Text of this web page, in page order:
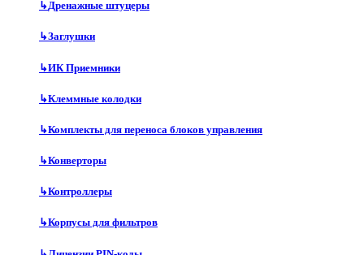
↳Дренажные штуцеры
↳Заглушки
↳ИК Приемники
↳Клеммные колодки
↳Комплекты для переноса блоков управления
↳Конверторы
↳Контроллеры
↳Корпусы для фильтров